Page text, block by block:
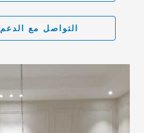
التواصل مع الدعم 24 ساعة